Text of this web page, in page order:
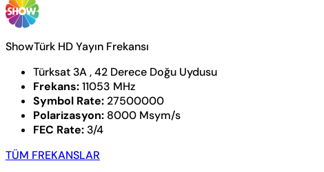
ShowTürk HD Yayın Frekansı
Türksat 3A , 42 Derece Doğu Uydusu
Frekans:11053 MHz
Symbol Rate: 27500000
Polarizasyon: 8000 Msym/s
FEC Rate: 3/4
TÜM FREKANSLAR